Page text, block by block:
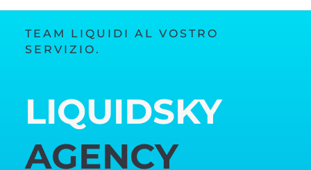
TEAM LIQUIDI AL VOSTRO
SERVIZIO.
LIQUIDSKY
AGENCY